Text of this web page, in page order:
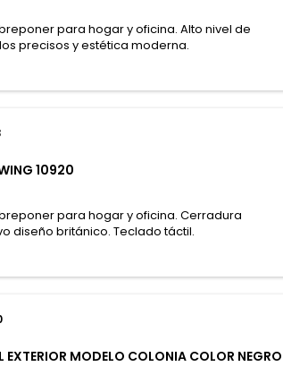
para hogar y oficina. Alto nivel de
precisos y estética moderna.
10920
para hogar y oficina. Cerradura
diseño británico. Teclado táctil.
MODELO COLONIA COLOR NEGRO